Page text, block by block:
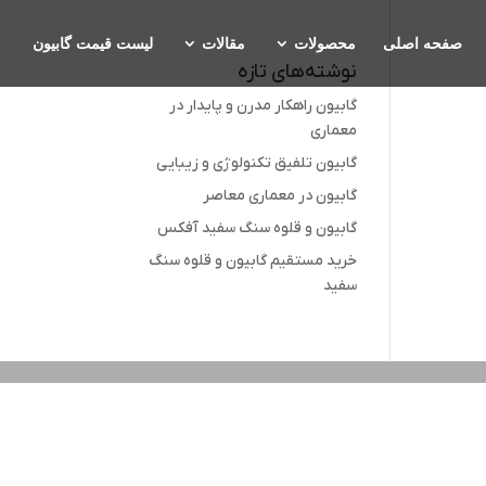
صفحه اصلی محصولات مقالات لیست قیمت گابیون
نوشته‌های تازه
گابیون راهکار مدرن و پایدار در
معماری
گابیون تلفیق تکنولوژی و زیبایی
گابیون در معماری معاصر
گابیون و قلوه سنگ سفید آفکس
خرید مستقیم گابیون و قلوه سنگ
سفید